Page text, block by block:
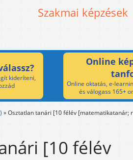
Szakmai képzések
kideríteni,
Online
Online oktatás, e-
és válogass 165+
»Osztatlan tanári [10 félév [matematikatanár;
[10 félév